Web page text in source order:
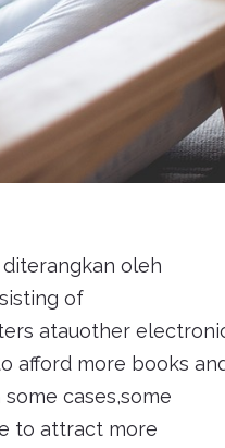
diterangkan oleh
of
atauother
afford more books
cases,some
to attract more